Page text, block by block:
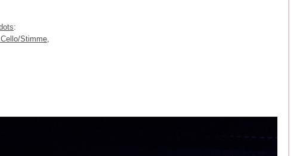
:
Stimme,